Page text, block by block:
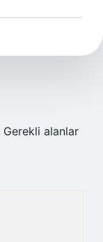
Gerekli alanlar